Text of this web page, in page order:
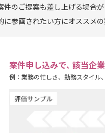
件のご提案も差し上げる場合
に参画されたい方にオススメ
案件申し込みで､ 該当企
例：業務の忙しさ、勤務スタイル